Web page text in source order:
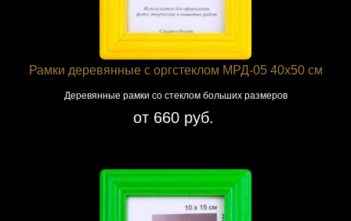
Рамки деревянные с оргстеклом МРД-05 40x50 см
Деревянные рамки со стеклом больших размеров
от 660 руб.